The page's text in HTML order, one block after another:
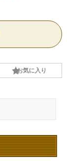
お気に入り